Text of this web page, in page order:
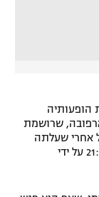
הופעותיה
שרושמת
אחרי שעלתה
ארצה מרוסיה לפני ארבע שנים, נוצחה 21:7, 21:10 על ידי